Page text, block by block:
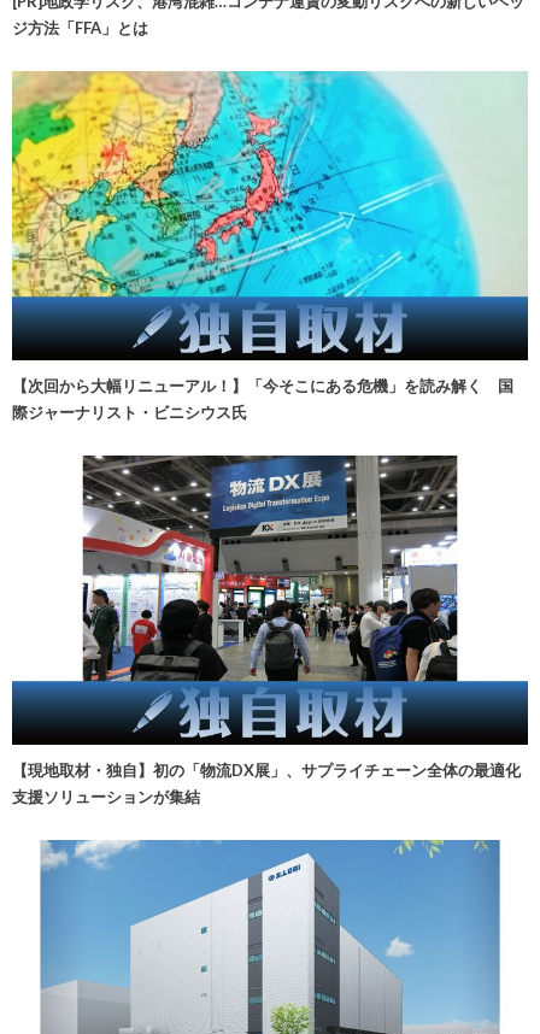
ジ方法「FFA」とは
【次回から大幅リニューアル！】「今そこにある危機」を読み解く 国
際ジャーナリスト・ビニシウス氏
【現地取材・独自】初の「物流DX展」、サプライチェーン全体の最適化
支援ソリューションが集結